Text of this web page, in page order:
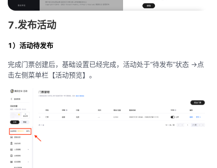
7.发布活动
1）活动待发布
完成门票创建后，基础设置已经完成，活动处于“待发布”状态 ->点
击左侧菜单栏【活动预览】。